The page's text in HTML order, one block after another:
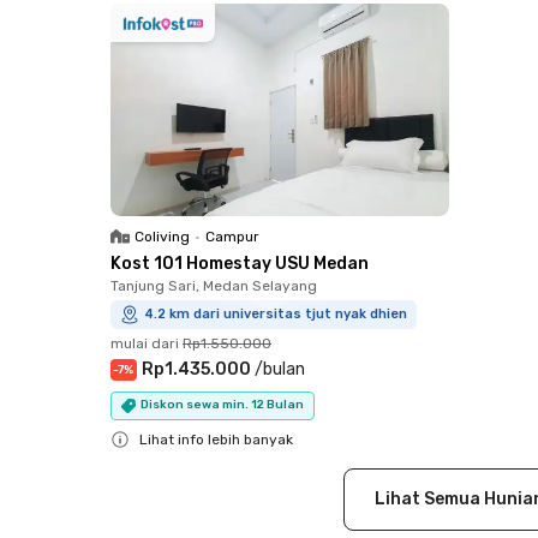
Coliving • Campur
Kost 101 Homestay USU Medan
Tanjung Sari, Medan Selayang
4.2 km dari universitas tjut nyak dhien
mulai dari Rp1.550.000
-7% Rp1.435.000 /bulan
Diskon sewa min. 12 Bulan
Lihat info lebih banyak
Lihat Semua